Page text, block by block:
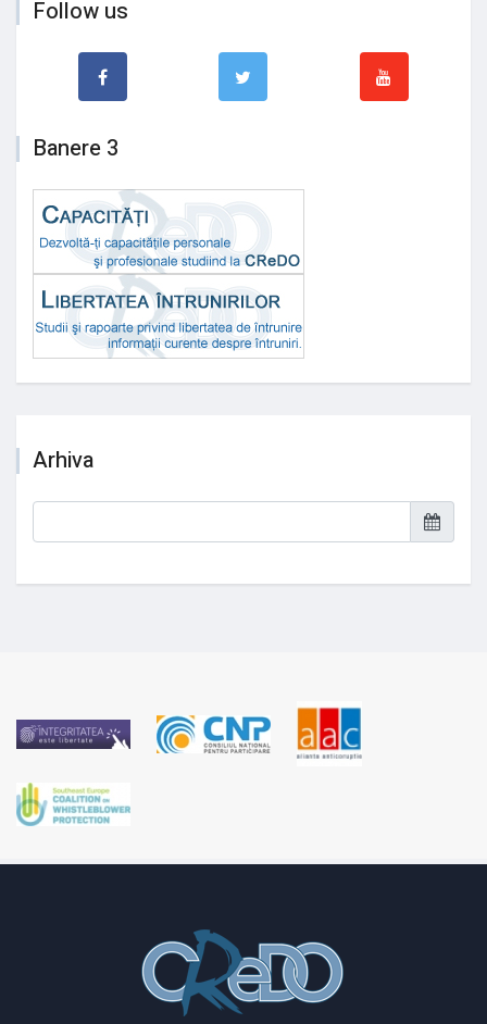
Follow us
Banere 3
Arhiva